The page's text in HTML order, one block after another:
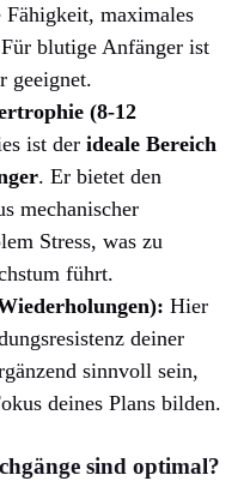
Fähigkeit, maximales
blutige Anfänger ist
geeignet.
(8-12
ist der ideale Bereich
. Er bietet den
mechanischer
Stress, was zu
führt.
Hier
deiner
sinnvoll sein,
deines Plans bilden.
sind optimal?